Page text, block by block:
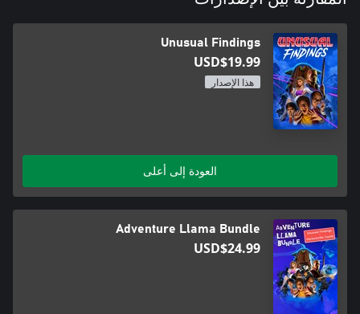
Unusual Findings
USD$19.99
هذا الإصدار
العودة إلى أعلى
Adventure Llama Bundle
USD$24.99